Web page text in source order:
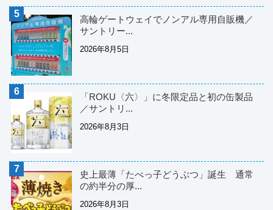
高輪ゲートウェイでノンアル専用自販機／
サントリー...
2026年8月5日
「ROKU〈六〉」に冬限定品と初の缶製品
／サントリ...
2026年8月3日
史上最薄「たべっ子どうぶつ」誕生 通常
の約半分の厚...
2026年8月3日